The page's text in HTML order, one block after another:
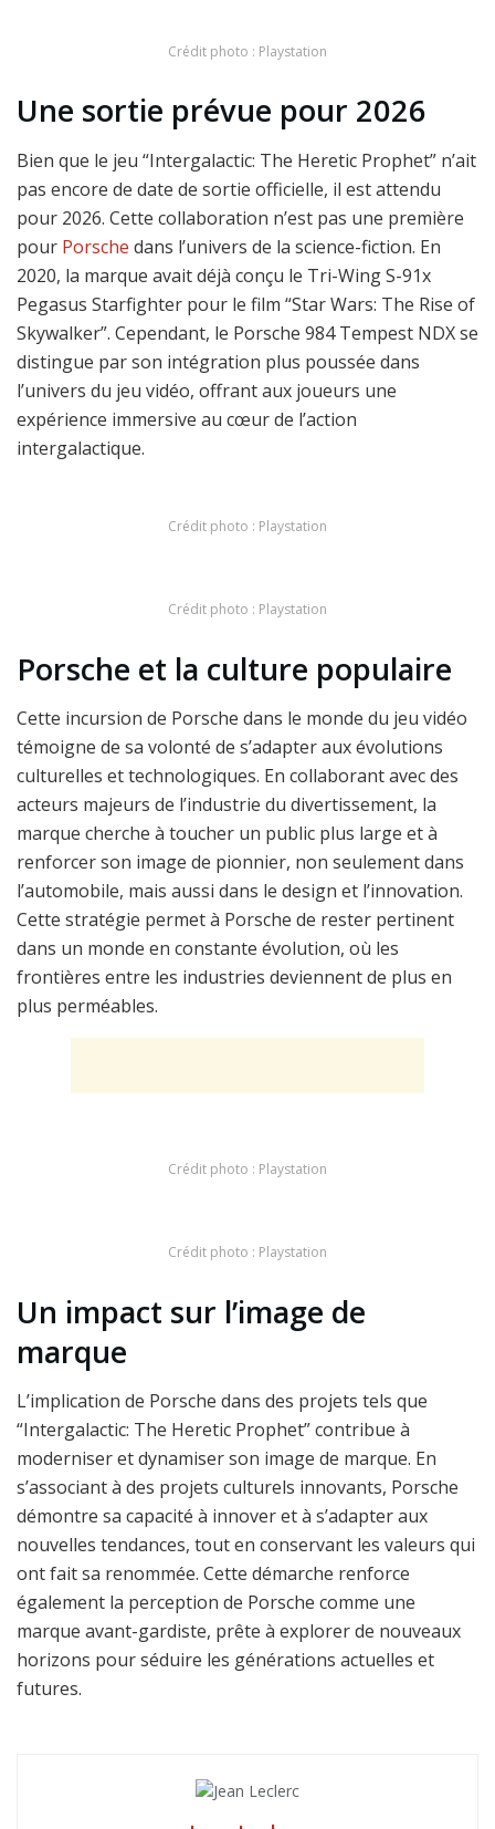
Crédit photo : Playstation
Une sortie prévue pour 2026
Bien que le jeu “Intergalactic: The Heretic Prophet” n’ait
pas encore de date de sortie officielle, il est attendu
pour 2026. Cette collaboration n’est pas une première
pour Porsche dans l’univers de la science-fiction. En
2020, la marque avait déjà conçu le Tri-Wing S-91x
Pegasus Starfighter pour le film “Star Wars: The Rise of
Skywalker”. Cependant, le Porsche 984 Tempest NDX se
distingue par son intégration plus poussée dans
l’univers du jeu vidéo, offrant aux joueurs une
expérience immersive au cœur de l’action
intergalactique.
Crédit photo : Playstation
Crédit photo : Playstation
Porsche et la culture populaire
Cette incursion de Porsche dans le monde du jeu vidéo
témoigne de sa volonté de s’adapter aux évolutions
culturelles et technologiques. En collaborant avec des
acteurs majeurs de l’industrie du divertissement, la
marque cherche à toucher un public plus large et à
renforcer son image de pionnier, non seulement dans
l’automobile, mais aussi dans le design et l’innovation.
Cette stratégie permet à Porsche de rester pertinent
dans un monde en constante évolution, où les
frontières entre les industries deviennent de plus en
plus perméables.
Crédit photo : Playstation
Crédit photo : Playstation
Un impact sur l’image de
marque
L’implication de Porsche dans des projets tels que
“Intergalactic: The Heretic Prophet” contribue à
moderniser et dynamiser son image de marque. En
s’associant à des projets culturels innovants, Porsche
démontre sa capacité à innover et à s’adapter aux
nouvelles tendances, tout en conservant les valeurs qui
ont fait sa renommée. Cette démarche renforce
également la perception de Porsche comme une
marque avant-gardiste, prête à explorer de nouveaux
horizons pour séduire les générations actuelles et
futures.